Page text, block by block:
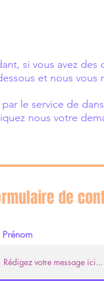
si vous avez
et nous vous
le service de
nous votre
de
Prénom